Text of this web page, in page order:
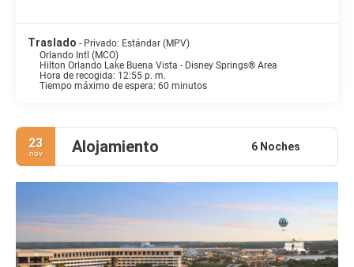
Traslado - Privado: Estándar (MPV)
Orlando Intl (MCO)
Hilton Orlando Lake Buena Vista - Disney Springs® Area
Hora de recogida: 12:55 p. m.
Tiempo máximo de espera: 60 minutos
23
nov Alojamiento 6 Noches